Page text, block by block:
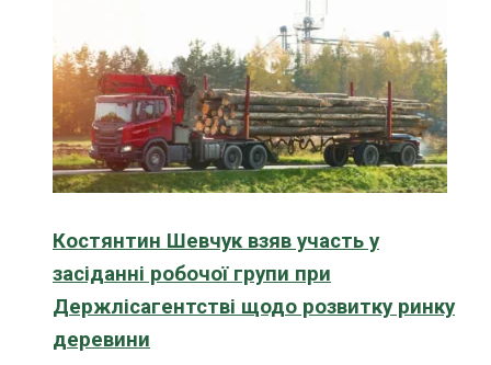
Костянтин Шевчук взяв участь у
засіданні робочої групи при
Держлісагентстві щодо розвитку ринку
деревини